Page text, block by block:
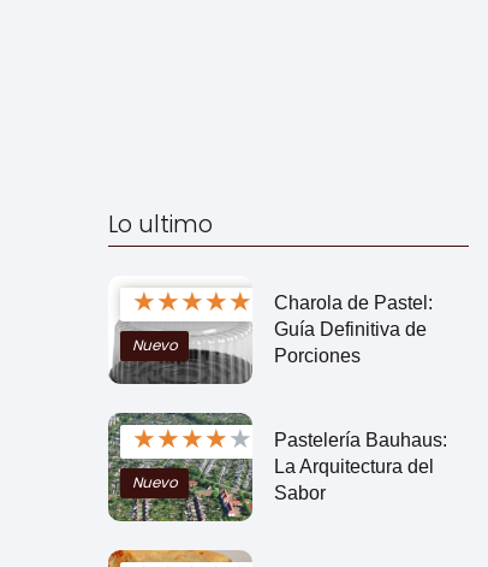
Lo ultimo
★★★★★
Nuevo
Charola de Pastel:
Guía Definitiva de
Porciones
★★★★★
Nuevo
Pastelería Bauhaus:
La Arquitectura del
Sabor